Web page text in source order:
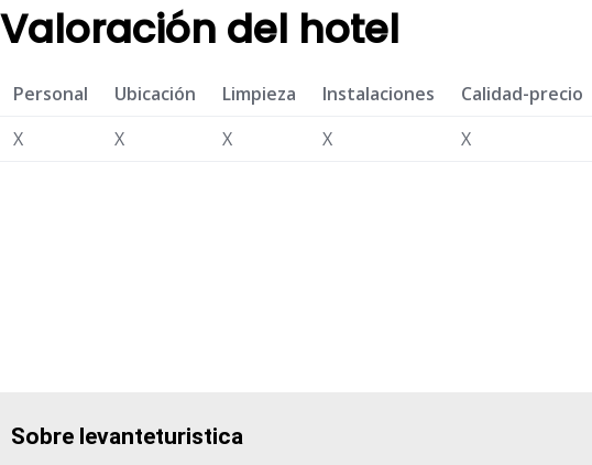
Valoración del hotel
Personal Ubicación Limpieza Instalaciones
Calidad-precio
X
X X X X
Sobre levanteturistica